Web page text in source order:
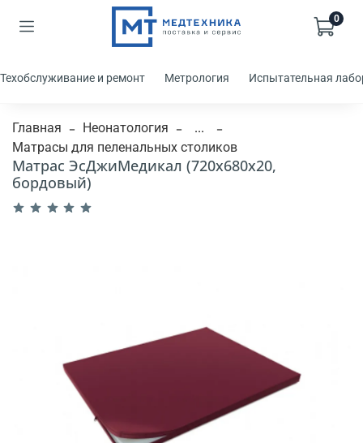
0
Техобслуживание и ремонт Метрология Испытательная
Главная Неонатология
...
Матрасы для пеленальных столиков
Матрас ЭсДжиМедикал (720x680x20,
бордовый)